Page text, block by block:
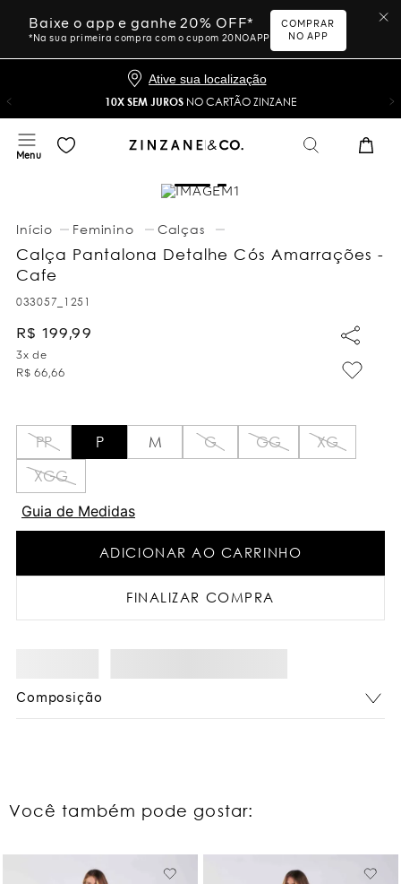
Baixe o app e ganhe 20% OFF*
*Na sua primeira compra com o cupom 20NOAPP
COMPRAR
NO APP
Ative sua localização
10X SEM JUROS NO CARTÃO ZINZANE
Feminino Calças
Calça Pantalona Detalhe Cós Amarrações -
Cafe
033057_1251
R$ 199,99
3x de
R$ 66,66
PP P M G GG
XG
XGG
Guia de Medidas
ADICIONAR AO CARRINHO
FINALIZAR COMPRA
Composição
Você também pode gostar: